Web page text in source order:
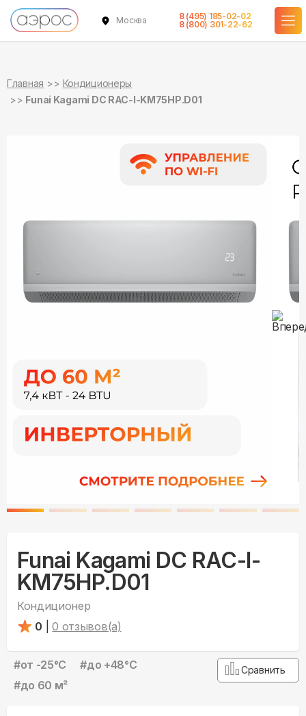
Москва
8 (495) 185-02-02
8 (800) 301-22-62
Главная
Кондиционеры
Funai Kagami DC RAC-I-KM75HP.D01
Funai Kagami DC RAC-I-
KM75HP.D01
Кондиционер
0
0 отзывов(а)
#от -25°С #до +48°С
#до 60 м²
Сравнить
в наличии
в наличии